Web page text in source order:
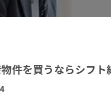
件を買うならシフ